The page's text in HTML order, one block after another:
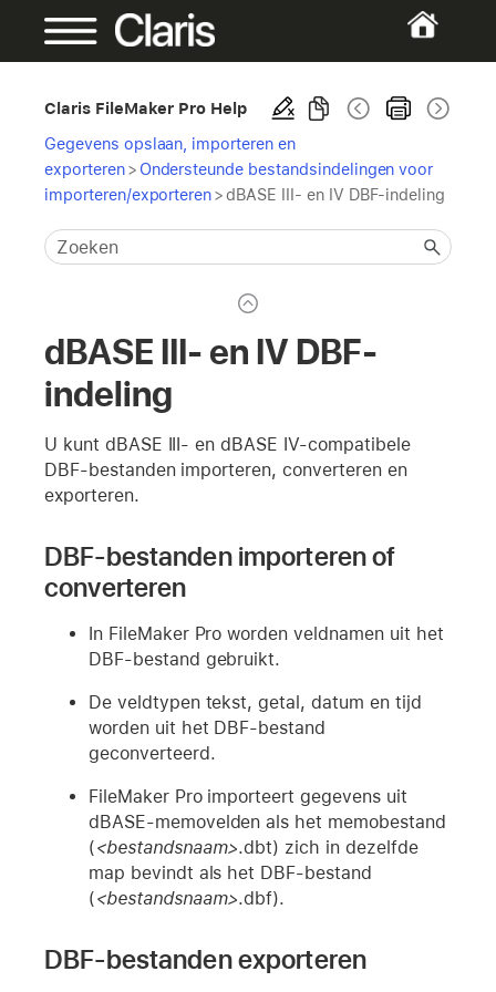
Claris FileMaker Pro Help
Gegevens opslaan, importeren en
exporteren> Ondersteunde bestandsindelingen voor
importeren/exporteren>dBASE III- en IV DBF-indeling
dBASE III- en IV DBF-
indeling
U kunt dBASE III- en dBASE IV-compatibele
DBF-bestanden importeren, converteren en
exporteren.
DBF-bestanden importeren of
converteren
In FileMaker Pro worden veldnamen uit het
DBF-bestand gebruikt.
De veldtypen tekst, getal, datum en tijd
worden uit het DBF-bestand
geconverteerd.
FileMaker Pro importeert gegevens uit
dBASE-memovelden als het memobestand
(<bestandsnaam>.dbt) zich in dezelfde
map bevindt als het DBF-bestand
(<bestandsnaam>.dbf).
DBF-bestanden exporteren